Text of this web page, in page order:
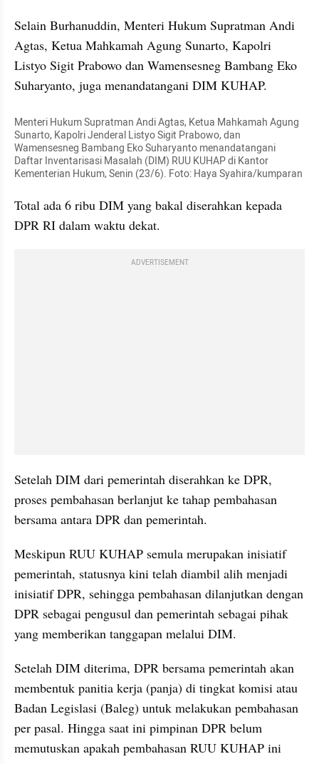
Selain Burhanuddin, Menteri Hukum Supratman Andi
Agtas, Ketua Mahkamah Agung Sunarto, Kapolri
Listyo Sigit Prabowo dan Wamensesneg Bambang Eko
Suharyanto, juga menandatangani DIM KUHAP.
Menteri Hukum Supratman Andi Agtas, Ketua Mahkamah Agung
Sunarto, Kapolri Jenderal Listyo Sigit Prabowo, dan
Wamensesneg Bambang Eko Suharyanto menandatangani
Daftar Inventarisasi Masalah (DIM) RUU KUHAP di Kantor
Kementerian Hukum, Senin (23/6). Foto: Haya Syahira/kumparan
Total ada 6 ribu DIM yang bakal diserahkan kepada
DPR RI dalam waktu dekat.
ADVERTISEMENT
Setelah DIM dari pemerintah diserahkan ke DPR,
proses pembahasan berlanjut ke tahap pembahasan
bersama antara DPR dan pemerintah.
Meskipun RUU KUHAP semula merupakan inisiatif
pemerintah, statusnya kini telah diambil alih menjadi
inisiatif DPR, sehingga pembahasan dilanjutkan dengan
DPR sebagai pengusul dan pemerintah sebagai pihak
yang memberikan tanggapan melalui DIM.
Setelah DIM diterima, DPR bersama pemerintah akan
membentuk panitia kerja (panja) di tingkat komisi atau
Badan Legislasi (Baleg) untuk melakukan pembahasan
per pasal. Hingga saat ini pimpinan DPR belum
memutuskan apakah pembahasan RUU KUHAP ini